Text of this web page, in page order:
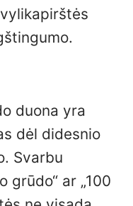
duona yra
dėl didesnio
Svarbu
grūdo“ ar „100